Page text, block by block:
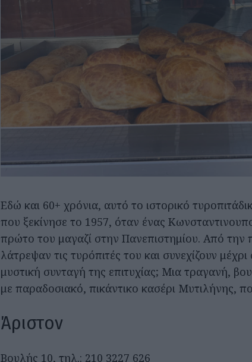
Εδώ και 60+ χρόνια, αυτό το ιστορικό
που ξεκίνησε το 1957, όταν ένας
πρώτο του μαγαζί στην Πανεπιστημίου. Από την
λάτρεψαν τις τυρόπιτές του και συνεχίζουν
μυστική συνταγή της επιτυχίας; Μια τραγανή,
με παραδοσιακό, πικάντικο κασέρι Μυτιλήνης,
Άριστον
Βουλής 10, τηλ.: 210 3227 626